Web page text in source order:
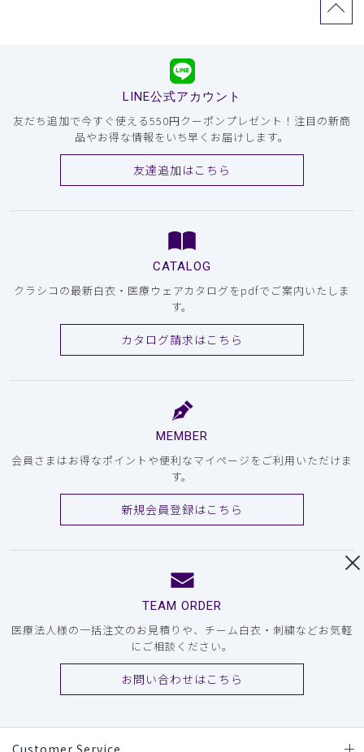
LINE公式アカウント
友だち追加で今すぐ使える550円クーポンプレゼント！注目の新商
品やお得な情報をいち早くお届けします。
友達追加はこちら
CATALOG
クラシコの最新白衣・医療ウェアカタログをpdfでご案内いたしま
す。
カタログ請求はこちら
MEMBER
会員さまはお得なポイントや便利なマイページをご利用いただけま
す。
新規会員登録はこちら
TEAM ORDER
医療法人様の一括注文のお見積りや、チーム白衣・刺繍などお気軽
にご相談ください。
お問い合わせはこちら
Customer Service